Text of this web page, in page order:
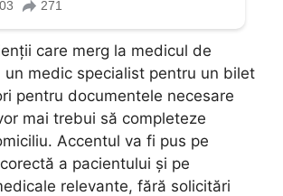
care merg la medicul de
un medic specialist pentru un bilet
pentru documentele necesare
mai trebui să completeze
Accentul va fi pus pe
a pacientului și pe
relevante, fără solicitări